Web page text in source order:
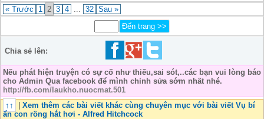
« Trước
1 2 3 4 32 Sau »
Chia sẻ lên:
Nếu phát hiện truyện có sự cố như thiếu,sai sót,..các bạn vui lòng báo
cho Admin Qua facebook để mình chỉnh sửa sớm nhất nhé.
http://fb.com/laukho.nuocmat.501
↑↑
| Xem thêm các bài viết khác cùng chuyên mục với bài viết Vụ bí
ẩn con rồng hắt hơi - Alfred Hitchcock